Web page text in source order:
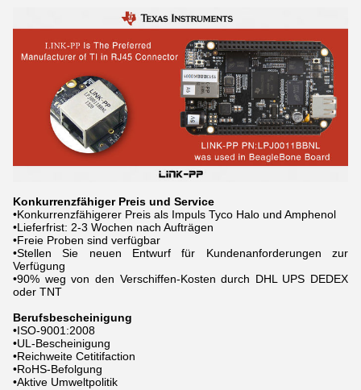
Konkurrenzfähiger Preis und Service
•Konkurrenzfähigerer Preis als Impuls Tyco Halo und Amphenol
•Lieferfrist: 2-3 Wochen nach Aufträgen
•Freie Proben sind verfügbar
•Stellen Sie neuen Entwurf für Kundenanforderungen zur
Verfügung
•90% weg von den Verschiffen-Kosten durch DHL UPS DEDEX
oder TNT
Berufsbescheinigung
•ISO-9001:2008
•UL-Bescheinigung
•Reichweite Cetitifaction
•RoHS-Befolgung
•Aktive Umweltpolitik